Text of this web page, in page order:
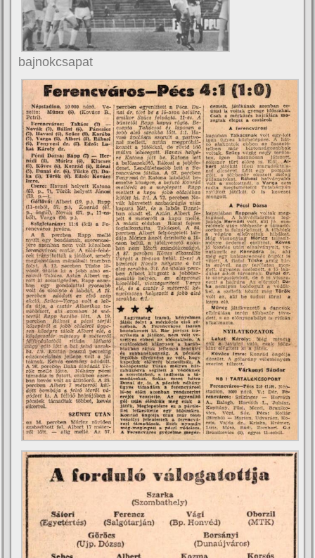
bajnokcsapat